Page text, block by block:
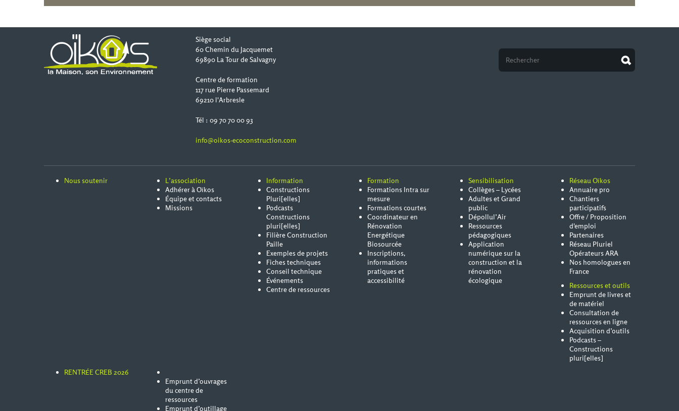
Siège social
60 Chemin du Jacquemet
69890 La Tour de Salvagny
Centre de formation
117 rue Pierre Passemard
69210 l'Arbresle
Tél : 09 70 70 00 93
info@oikos-ecoconstruction.com
Nous soutenir
L’association
Adhérer à Oïkos
Équipe et contacts
Missions
Information
Constructions
Pluri[elles]
Podcasts
Constructions
pluri[elles]
Filière Construction
Paille
Exemples de projets
Fiches techniques
Conseil technique
Événements
Centre de ressources
Formation
Formations Intra sur
mesure
Formations courtes
Coordinateur en
Rénovation
Energétique
Biosourcée
Inscriptions,
informations
pratiques et
accessibilité
Sensibilisation
Collèges – Lycées
Adultes et Grand
public
Dépollul’Air
Ressources
pédagogiques
Application
numérique sur la
construction et la
rénovation
écologique
Réseau Oïkos
Annuaire pro
Chantiers
participatifs
Offre / Proposition
d'emploi
Partenaires
Réseau Pluriel
Opérateurs ARA
Nos homologues en
France
Ressources et outils
Emprunt de livres et
de matériel
Consultation de
ressources en ligne
Acquisition d’outils
Podcasts –
Constructions
pluri[elles]
RENTRÉE CREB 2026
Emprunt d’ouvrages
du centre de
ressources
Emprunt d’outillage